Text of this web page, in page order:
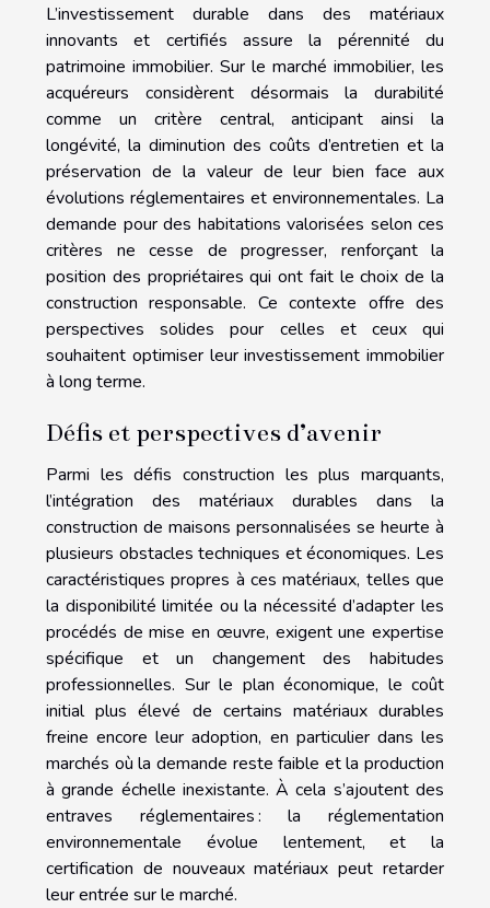
L’investissement durable dans des matériaux
innovants et certifiés assure la pérennité du
patrimoine immobilier. Sur le marché immobilier, les
acquéreurs considèrent désormais la durabilité
comme un critère central, anticipant ainsi la
longévité, la diminution des coûts d’entretien et la
préservation de la valeur de leur bien face aux
évolutions réglementaires et environnementales. La
demande pour des habitations valorisées selon ces
critères ne cesse de progresser, renforçant la
position des propriétaires qui ont fait le choix de la
construction responsable. Ce contexte offre des
perspectives solides pour celles et ceux qui
souhaitent optimiser leur investissement immobilier
à long terme.
Défis et perspectives d’avenir
Parmi les défis construction les plus marquants,
l’intégration des matériaux durables dans la
construction de maisons personnalisées se heurte à
plusieurs obstacles techniques et économiques. Les
caractéristiques propres à ces matériaux, telles que
la disponibilité limitée ou la nécessité d’adapter les
procédés de mise en œuvre, exigent une expertise
spécifique et un changement des habitudes
professionnelles. Sur le plan économique, le coût
initial plus élevé de certains matériaux durables
freine encore leur adoption, en particulier dans les
marchés où la demande reste faible et la production
à grande échelle inexistante. À cela s’ajoutent des
entraves réglementaires : la réglementation
environnementale évolue lentement, et la
certification de nouveaux matériaux peut retarder
leur entrée sur le marché.